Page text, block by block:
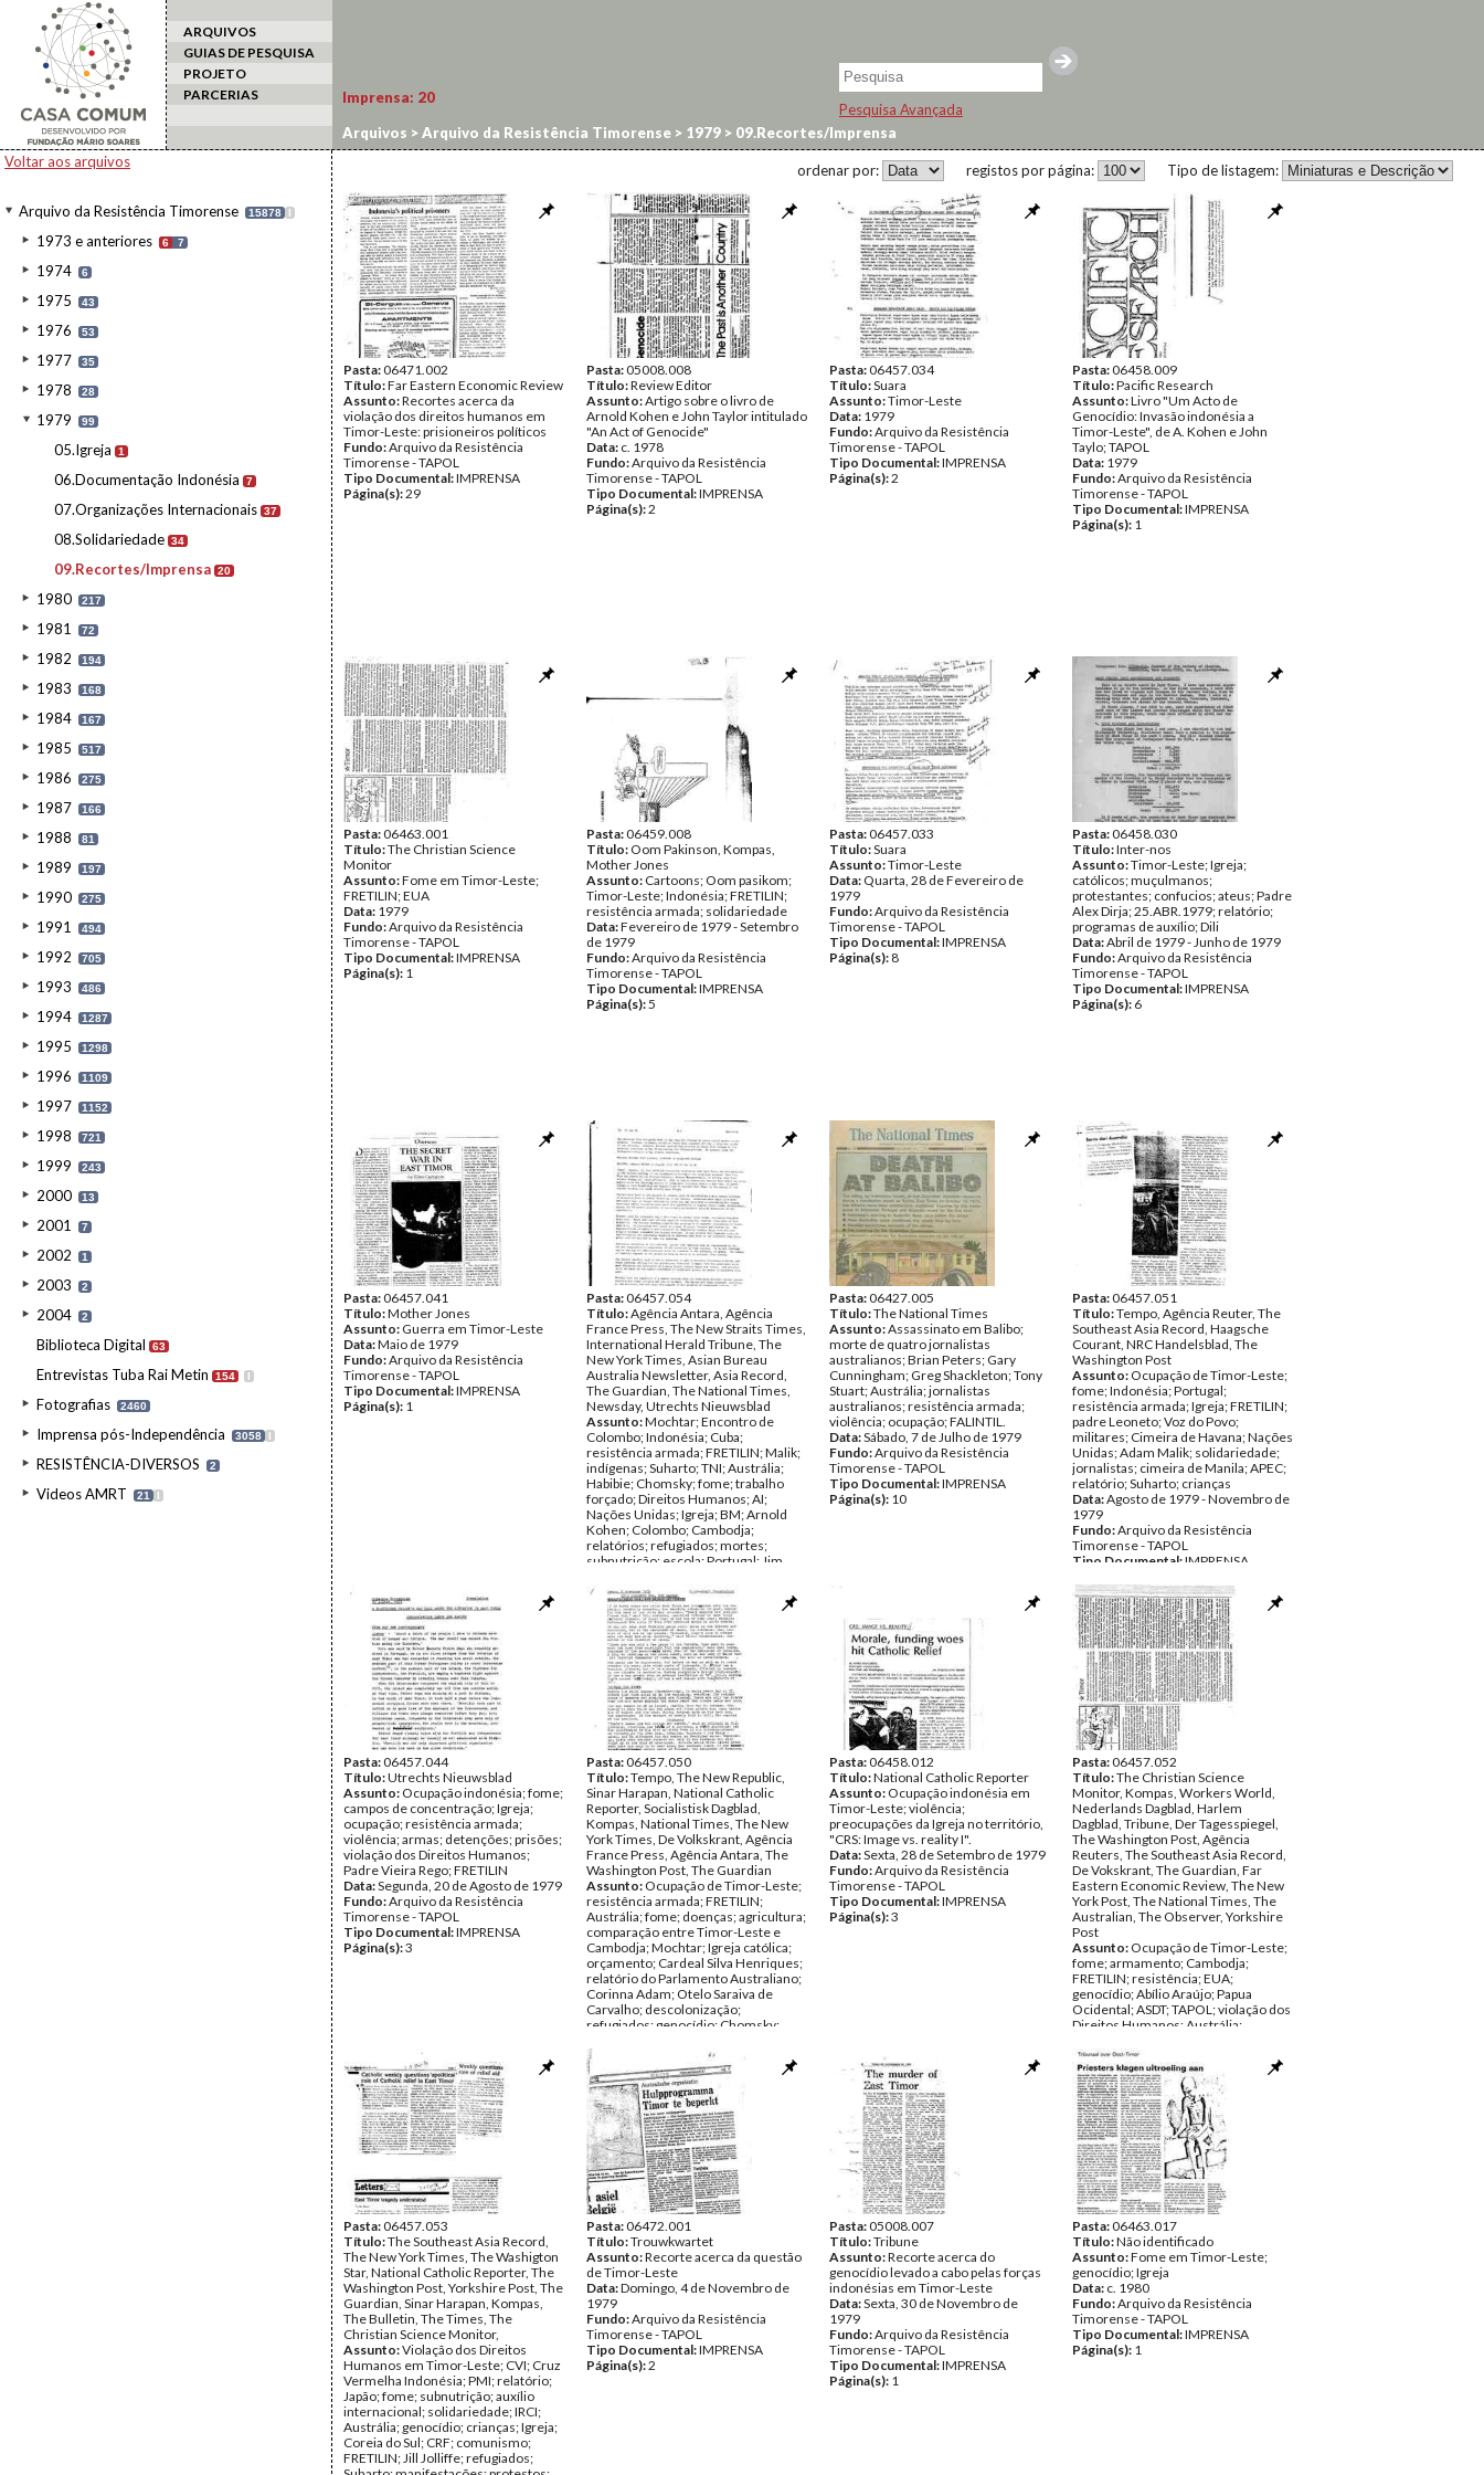
ARQUIVOS
GUIAS DE PESQUISA
PROJETO
PARCERIAS
Pesquisa Avançada
Voltar aos arquivos
Arquivo da Resistência Timorense 15878 I
1973 e anteriores 6 7
1974 6
1975 43
1976 53
1977 35
1978 28
1979 99
05.Igreja 1
06.Documentação Indonésia 7
07.Organizações Internacionais 37
08.Solidariedade 34
09.Recortes/Imprensa 20
1980 217
1981 72
1982 194
1983 168
1984 167
1985 517
1986 275
1987 166
1988 81
1989 197
1990 275
1991 494
1992 705
1993 486
1994 1287
1995 1298
1996 1109
1997 1152
1998 721
1999 243
2000 13
2001 7
2002 1
2003 2
2004 2
Biblioteca Digital 63
Entrevistas Tuba Rai Metin 154 I
Fotografias 2460
Imprensa pós-Independência 3058 I
RESISTÊNCIA-DIVERSOS 2
Videos AMRT 21 I
Imprensa: 20
Arquivos >Arquivo da Resistência Timorense > 1979 > 09.Recortes/Imprensa
Tipo de listagem:
registos por página:
ordenar por:
Pasta:06471.002
Título:Far Eastern Economic Review
Assunto:Recortes acerca da
violação dos direitos humanos em
Timor-Leste: prisioneiros políticos
Fundo:Arquivo da Resistência
Timorense - TAPOL
Tipo Documental:IMPRENSA
Página(s):29
Pasta:05008.008
Título:Review Editor
Assunto:Artigo sobre o livro de
Arnold Kohen e John Taylor intitulado
"An Act of Genocide"
Data: c. 1978
Fundo:Arquivo da Resistência
Timorense - TAPOL
Tipo Documental:IMPRENSA
Página(s):2
Pasta:06457.034
Título:Suara
Assunto:Timor-Leste
Data: 1979
Fundo:Arquivo da Resistência
Timorense - TAPOL
Tipo Documental:IMPRENSA
Página(s):2
Pasta:06458.009
Título:Pacific Research
Assunto:Livro "Um Acto de
Genocídio: Invasão indonésia a
Timor-Leste", de A. Kohen e John
Taylo; TAPOL
Data: 1979
Fundo:Arquivo da Resistência
Timorense - TAPOL
Tipo Documental:IMPRENSA
Página(s): 1
Pasta:06463.001
Título:The Christian Science
Monitor
Assunto:Fome em Timor-Leste;
FRETILIN; EUA
Data: 1979
Fundo:Arquivo da Resistência
Timorense - TAPOL
Tipo Documental:IMPRENSA
Página(s): 1
Pasta:06459.008
Título: Oom Pakinson, Kompas,
Mother Jones
Assunto: Cartoons; Oom pasikom;
Timor-Leste; Indonésia; FRETILIN;
resistência armada; solidariedade
Data:Fevereiro de 1979 - Setembro
de 1979
Fundo:Arquivo da Resistência
Timorense - TAPOL
Tipo Documental:IMPRENSA
Página(s):5
Pasta:06457.033
Título:Suara
Assunto:Timor-Leste
Data: Quarta, 28 de Fevereiro de
1979
Fundo:Arquivo da Resistência
Timorense - TAPOL
Tipo Documental:IMPRENSA
Página(s): 8
Pasta:06458.030
Título:Inter-nos
Assunto:Timor-Leste; Igreja;
católicos; muçulmanos;
protestantes; confucios; ateus; Padre
Alex Dirja; 25.ABR.1979; relatório;
programas de auxílio; Dili
Data:Abril de 1979 - Junho de 1979
Fundo:Arquivo da Resistência
Timorense - TAPOL
Tipo Documental:IMPRENSA
Página(s): 6
Pasta:06457.041
Título:Mother Jones
Assunto: Guerra em Timor-Leste
Data:Maio de 1979
Fundo:Arquivo da Resistência
Timorense - TAPOL
Tipo Documental:IMPRENSA
Página(s): 1
Pasta:06457.054
Título:Agência Antara, Agência
France Press, The New Straits Times,
International Herald Tribune, The
New York Times, Asian Bureau
Australia Newsletter, Asia Record,
The Guardian, The National Times,
Newsday, Utrechts Nieuwsblad
Assunto:Mochtar; Encontro de
Colombo; Indonésia; Cuba;
resistência armada; FRETILIN; Malik;
indígenas; Suharto; TNI; Austrália;
Habibie; Chomsky; fome; trabalho
forçado; Direitos Humanos; AI;
Nações Unidas; Igreja; BM; Arnold
Kohen; Colombo; Cambodja;
relatórios; refugiados; mortes;
subnutrição; escola; Portugal; Jim
assassinato de jornalistas; Yusuf;
Greg Shackleton; Balibo; TimorGap;
Gary Cunningham; Tony Steward;
UDT; NATO; Brian Peters; Malcom
Rennie; Ramos-Horta; Osorio Soares;
APODETI; EUA; Padres; Padre
Leoneto Vieira Rego
Data:Maio de 1979 - Agosto de 1979
Fundo:Arquivo da Resistência
Timorense - TAPOL
Tipo Documental:IMPRENSA
Página(s):47
Pasta:06427.005
Título:The National Times
Assunto:Assassinato em Balibo;
morte de quatro jornalistas
australianos; Brian Peters; Gary
Cunningham; Greg Shackleton; Tony
Stuart; Austrália; jornalistas
australianos; resistência armada;
violência; ocupação; FALINTIL.
Data:Sábado, 7 de Julho de 1979
Fundo:Arquivo da Resistência
Timorense - TAPOL
Tipo Documental:IMPRENSA
Página(s): 10
Pasta:06457.051
Título:Tempo, Agência Reuter, The
Southeast Asia Record, Haagsche
Courant, NRC Handelsblad, The
Washington Post
Assunto: Ocupação de Timor-Leste;
fome; Indonésia; Portugal;
resistência armada; Igreja; FRETILIN;
padre Leoneto; Voz do Povo;
militares; Cimeira de Havana; Nações
Unidas; Adam Malik; solidariedade;
jornalistas; cimeira de Manila; APEC;
relatório; Suharto; crianças
Data:Agosto de 1979 - Novembro de
1979
Fundo:Arquivo da Resistência
Timorense - TAPOL
Tipo Documental:IMPRENSA
Pasta:06457.044
Título:Utrechts Nieuwsblad
Assunto: Ocupação indonésia; fome;
campos de concentração; Igreja;
ocupação; resistência armada;
violência; armas; detenções; prisões;
violação dos Direitos Humanos;
Padre Vieira Rego; FRETILIN
Data:Segunda, 20 de Agosto de 1979
Fundo:Arquivo da Resistência
Timorense - TAPOL
Tipo Documental:IMPRENSA
Página(s):3
Pasta:06457.050
Título:Tempo, The New Republic,
Sinar Harapan, National Catholic
Reporter, Socialistisk Dagblad,
Kompas, National Times, The New
York Times, De Volkskrant, Agência
France Press, Agência Antara, The
Washington Post, The Guardian
Assunto: Ocupação de Timor-Leste;
resistência armada; FRETILIN;
Austrália; fome; doenças; agricultura;
comparação entre Timor-Leste e
Cambodja; Mochtar; Igreja católica;
orçamento; Cardeal Silva Henriques;
relatório do Parlamento Australiano;
Corinna Adam; Otelo Saraiva de
Carvalho; descolonização;
refugiados; genocídio; Chomsky;
Portugal; Indonésia; solidariedade;
Grã-Bretanha
Data:Terça, 25 de Setembro de 1979
- Sábado, 3 de Novembro de 1979
Fundo:Arquivo da Resistência
Timorense - TAPOL
Tipo Documental:IMPRENSA
Página(s):36
Pasta:06458.012
Título:National Catholic Reporter
Assunto: Ocupação indonésia em
Timor-Leste; violência;
preocupações da Igreja no território,
"CRS: Image vs. reality I".
Data:Sexta, 28 de Setembro de 1979
Fundo:Arquivo da Resistência
Timorense - TAPOL
Tipo Documental:IMPRENSA
Página(s):3
Pasta:06457.052
Título:The Christian Science
Monitor, Kompas, Workers World,
Nederlands Dagblad, Harlem
Dagblad, Tribune, Der Tagesspiegel,
The Washington Post, Agência
Reuters, The Southeast Asia Record,
De Vokskrant, The Guardian, Far
Eastern Economic Review, The New
York Post, The National Times, The
Australian, The Observer, Yorkshire
Post
Assunto: Ocupação de Timor-Leste;
fome; armamento; Cambodja;
FRETILIN; resistência; EUA;
genocídio; Abílio Araújo; Papua
Ocidental; ASDT; TAPOL; violação dos
Direitos Humanos; Austrália;
Lisboa; guerrilha; Igreja; CVI; guerra;
malária; subnutrição; auxílio
internacional; Mochtar; crianças.
Data:Outubro de 1979 - Dezembro
de 1979
Fundo:Arquivo da Resistência
Timorense - TAPOL
Tipo Documental:IMPRENSA
Página(s):49
Pasta:06457.053
Título:The Southeast Asia Record,
The New York Times, The Washigton
Star, National Catholic Reporter, The
Washington Post, Yorkshire Post, The
Guardian, Sinar Harapan, Kompas,
The Bulletin, The Times, The
Christian Science Monitor,
Assunto:Violação dos Direitos
Humanos em Timor-Leste; CVI; Cruz
Vermelha Indonésia; PMI; relatório;
Japão; fome; subnutrição; auxílio
internacional; solidariedade; IRCI;
Austrália; genocídio; crianças; Igreja;
Coreia do Sul; CRF; comunismo;
FRETILIN; Jill Jolliffe; refugiados;
Pasta:06472.001
Título:Trouwkwartet
Assunto:Recorte acerca da questão
de Timor-Leste
Data:Domingo, 4 de Novembro de
1979
Fundo:Arquivo da Resistência
Timorense - TAPOL
Tipo Documental:IMPRENSA
Página(s):2
Pasta:05008.007
Título:Tribune
Assunto:Recorte acerca do
genocídio levado a cabo pelas forças
indonésias em Timor-Leste
Data:Sexta, 30 de Novembro de
1979
Fundo:Arquivo da Resistência
Timorense - TAPOL
Tipo Documental:IMPRENSA
Página(s): 1
Pasta:06463.017
Título:Não identificado
Assunto:Fome em Timor-Leste;
genocídio; Igreja
Data: c. 1980
Fundo:Arquivo da Resistência
Timorense - TAPOL
Tipo Documental:IMPRENSA
Página(s): 1